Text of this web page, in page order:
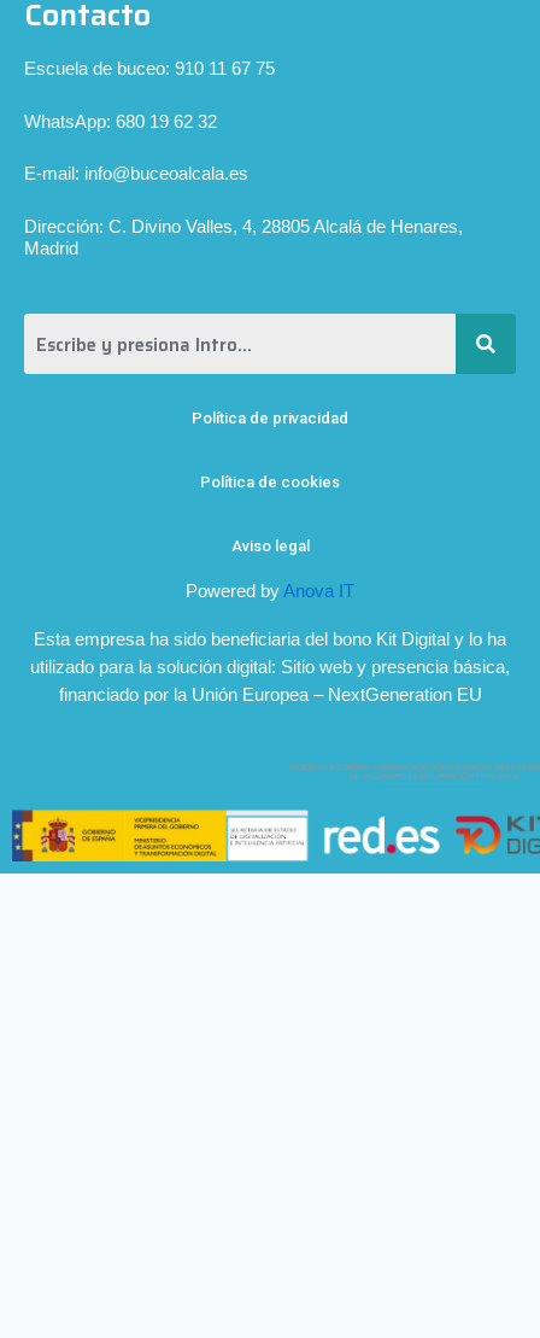
Contacto
Escuela de buceo: 910 11 67 75
WhatsApp: 680 19 62 32
E-mail: info@buceoalcala.es
Dirección: C. Divino Valles, 4, 28805 Alcalá de Henares,
Madrid
Política de privacidad
Política de cookies
Aviso legal
Powered byAnova IT
Esta empresa ha sido beneficiaria del bono Kit Digital y lo ha
utilizado para la solución digital: Sitio web y presencia básica,
financiado por la Unión Europea – NextGeneration EU